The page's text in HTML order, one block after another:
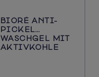
BIORÉ ANTI-
PICKEL
WASCHGEL MIT
AKTIVKOHLE